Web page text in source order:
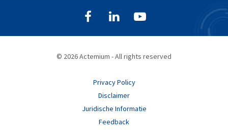
© 2026 Actemium - All rights reserved
Privacy Policy
Disclaimer
Juridische Informatie
Feedback